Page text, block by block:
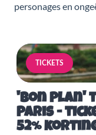
personages en
TICKETS
'Bon Plan'
Paris -
52%